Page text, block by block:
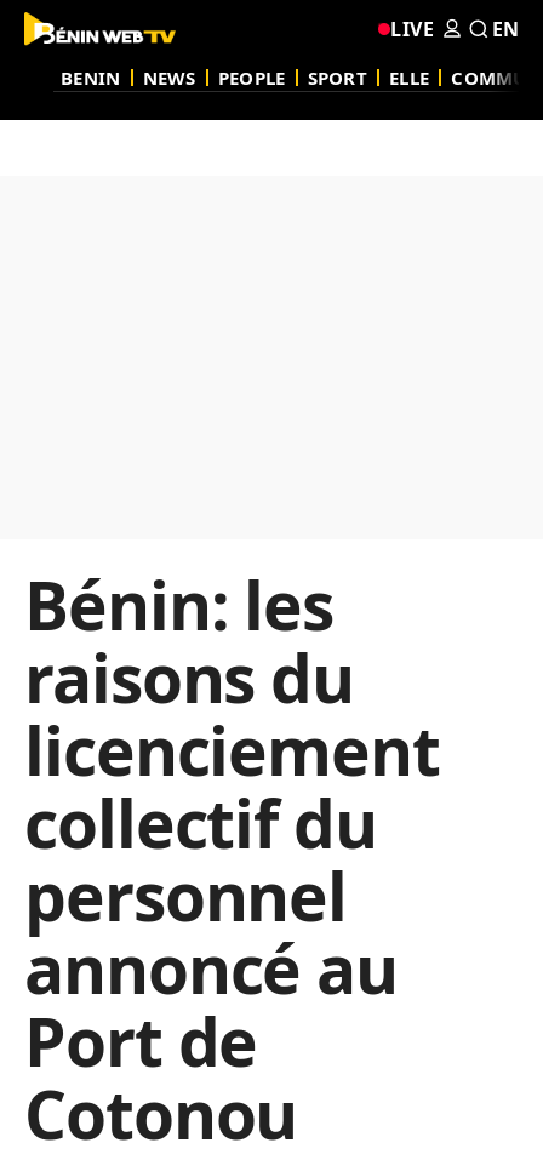
BENIN NEWS PEOPLE SPORT ELLE
LIVE EN
Bénin: les
raisons du
licenciement
collectif du
personnel
annoncé au
Port de
Cotonou